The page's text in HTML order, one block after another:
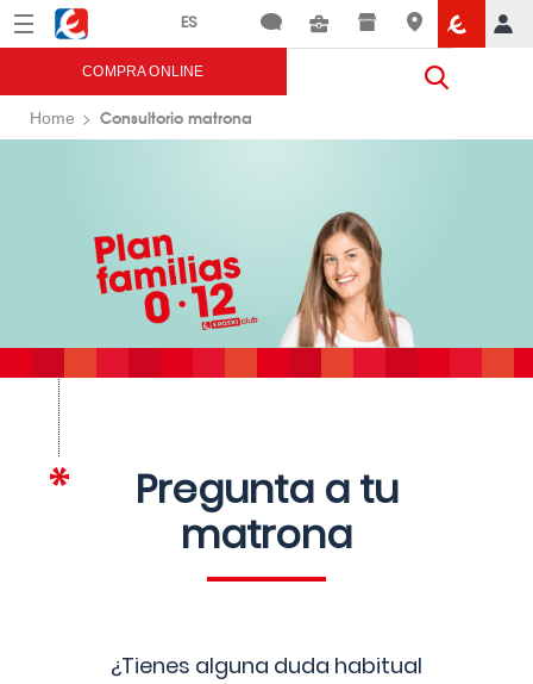
Menú Eroski
COMPRA ONLINE
Home Consultorio matrona
Pregunta a tu
matrona
¿Tienes alguna duda habitual